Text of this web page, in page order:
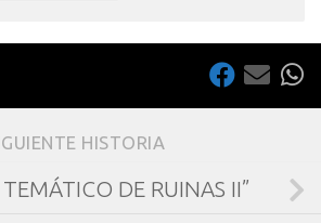
HISTORIA
DE RUINAS II”